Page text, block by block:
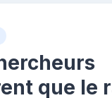
que le